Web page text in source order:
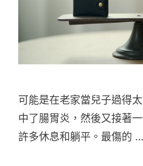
可能是在老家當兒子過得
中了腸胃炎，然後又接著
許多休息和躺平。最傷的 …